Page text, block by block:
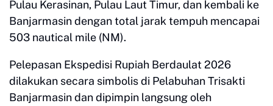
Pulau Kerasinan, Pulau Laut Timur, dan kembali ke
Banjarmasin dengan total jarak tempuh mencapai
503 nautical mile (NM).
Pelepasan Ekspedisi Rupiah Berdaulat 2026
dilakukan secara simbolis di Pelabuhan Trisakti
Banjarmasin dan dipimpin langsung oleh